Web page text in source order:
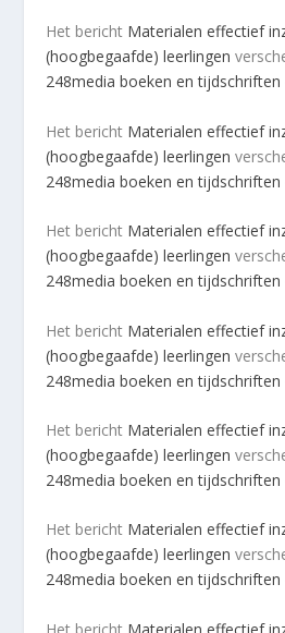
Het bericht Materialen effectief
(hoogbegaafde) leerlingen
248media boeken en tijdschriften
Het bericht Materialen effectief
(hoogbegaafde) leerlingen
248media boeken en tijdschriften
Het bericht Materialen effectief
(hoogbegaafde) leerlingen
248media boeken en tijdschriften
Het bericht Materialen effectief
(hoogbegaafde) leerlingen
248media boeken en tijdschriften
Het bericht Materialen effectief
(hoogbegaafde) leerlingen
248media boeken en tijdschriften
Het bericht Materialen effectief
(hoogbegaafde) leerlingen
248media boeken en tijdschriften